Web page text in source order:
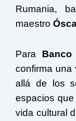
Rumania,
maestro
Para Banco
confirma una
allá de los
espacios
vida cultural